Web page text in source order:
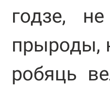
годзе,
прыроды,
робяць